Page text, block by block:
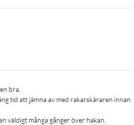
tid att jämna av med rakarskäraren innan
väldigt många gånger över hakan.